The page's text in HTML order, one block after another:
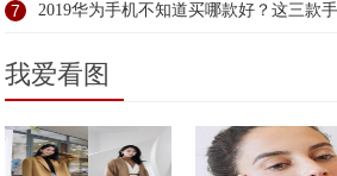
7 2019华为手机不知道买哪款好？这三款手
我爱看图